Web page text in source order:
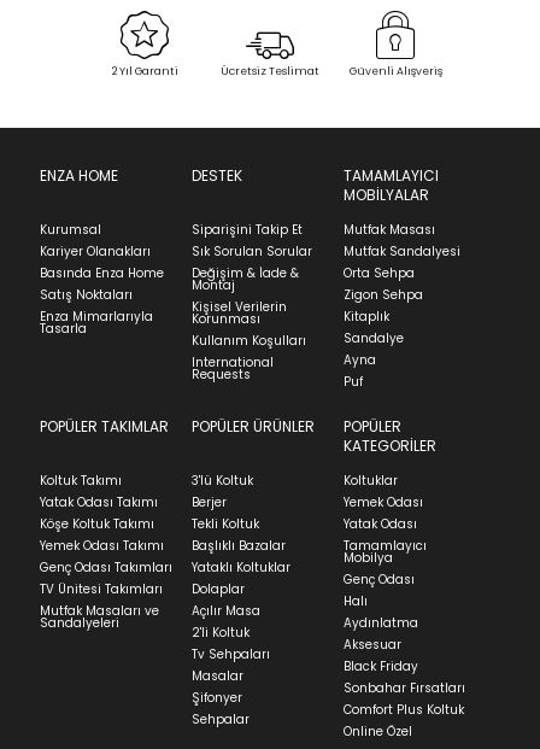
Select an option.
Stock moves super-fast. This look-up is an
indication of where stock might be available but
Sipariş Alındı Sevkiyat Aşamasında Teslim Edildi
içinde iade başvurusunda bulunarak sürecinizi
Ürünü iade etmek için, orijinal kutusuyla ve
faturasıyla birlikte göndermelisiniz.
İadenizin kabul edilmesi için, ürünün hasar
görmemiş, kurulumunun yapılmamış ve
kullanılmamış olması gerekmektedir.
İade ve Değişim bölümünü ziyaret ediniz.
Teslimat
Ev tekstili siparişlerinizin kargoya verilme süresi
ortalama 5-24 iş günüdür.
Yatak siparişlerinizin teslim süresi yaşadığınız şehre
ve ürünün stok durumuna göre ortalama 5-24 iş
günüdür.
Panel ve Döşeme grubu ürün siparişlerinizin teslim
süresi yaşadığınız şehre ve ürünün stok durumuna
göre ortalama 30-45 iş günüdür.
Siparişlerim bölümünden sürecinizi takip edebilirsiniz.
Sıkça Sorulan Sorularbölümünü ziyaret
2 Yıl Garanti Ücretsiz Teslimat Güvenli Alışveriş
Bu ürün stoklarımıza geldiğindeposta
adresinizden sizleri bilgilendireceğiz.
Kapat
ENZA HOME
Kurumsal
Kariyer Olanakları
Basında Enza Home
Satış Noktaları
Enza Mimarlarıyla
Tasarla
DESTEK
Siparişini Takip Et
Sık Sorulan Sorular
Değişim & İade &
Montaj
Kişisel Verilerin
Korunması
Kullanım Koşulları
International
Requests
TAMAMLAYICI
MOBİLYALAR
Mutfak Masası
Mutfak Sandalyesi
Orta Sehpa
Zigon Sehpa
Kitaplık
Sandalye
Ayna
Puf
POPÜLER TAKIMLAR
Koltuk Takımı
Yatak Odası Takımı
Köşe Koltuk Takımı
Yemek Odası Takımı
Genç Odası Takımları
TV Ünitesi Takımları
Mutfak Masaları ve
Sandalyeleri
POPÜLER ÜRÜNLER
3'lü Koltuk
Berjer
Tekli Koltuk
Başlıklı Bazalar
Yataklı Koltuklar
Dolaplar
Açılır Masa
2'li Koltuk
Tv Sehpaları
Masalar
Şifonyer
Sehpalar
POPÜLER
KATEGORİLER
Koltuklar
Yemek Odası
Yatak Odası
Tamamlayıcı
Mobilya
Genç Odası
Halı
Aydınlatma
Aksesuar
Black Friday
Sonbahar Fırsatları
Comfort Plus Koltuk
Online Özel